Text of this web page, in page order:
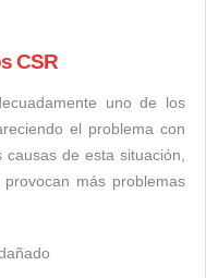
CSR
uno de los
el problema con
de esta situación,
más problemas